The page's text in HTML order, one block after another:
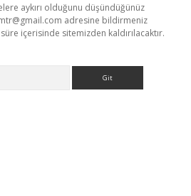
aykırı olduğunu düşündüğünüz
adresine bildirmeniz
içerisinde sitemizden kaldırılacaktır.